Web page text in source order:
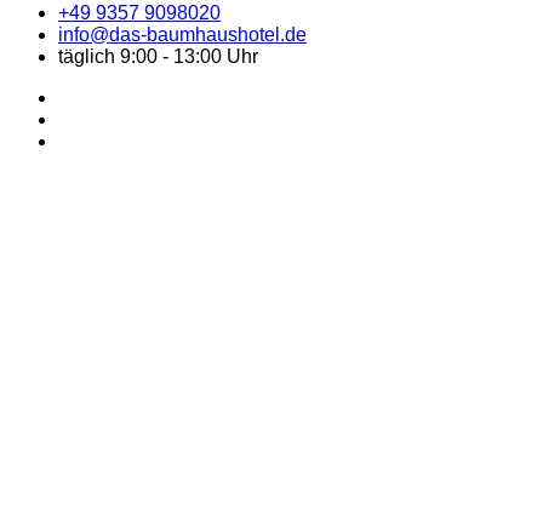
+49 9357 9098020
info@das-baumhaushotel.de
täglich 9:00 - 13:00 Uhr